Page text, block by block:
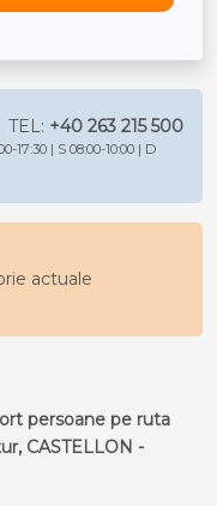
TEL: +40 263 215 500
17:30 | S 08:00-10:00 | D
actuale
persoane pe ruta
CASTELLON -